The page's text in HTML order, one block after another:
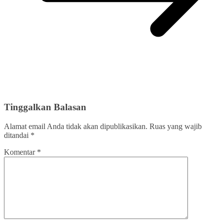
Tinggalkan Balasan
Alamat email Anda tidak akan dipublikasikan. Ruas yang wajib
ditandai *
Komentar *